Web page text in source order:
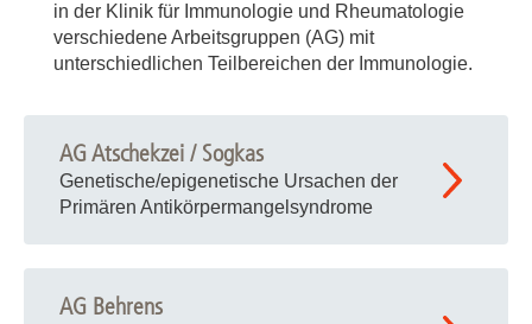
in der Klinik für Immunologie und Rheumatologie
verschiedene Arbeitsgruppen (AG) mit
unterschiedlichen Teilbereichen der Immunologie.
AG Atschekzei / Sogkas
Genetische/epigenetische Ursachen der
Primären Antikörpermangelsyndrome
AG Behrens